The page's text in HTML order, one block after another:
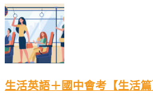
生活英語＋國中會考【生活